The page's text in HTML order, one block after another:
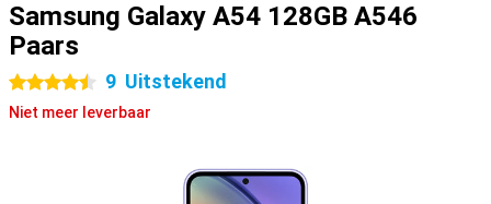
Samsung Galaxy A54 128GB A546
Paars
4.5 sterren 9 Uitstekend
Niet meer leverbaar